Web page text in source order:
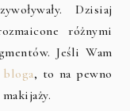
Dzisiaj
różnymi
Jeśli Wam
bloga, to na pewno